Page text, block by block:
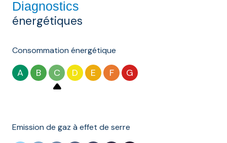
Diagnostics
énergétiques
Consommation énergétique
A B C D E F G
Emission de gaz à effet de serre